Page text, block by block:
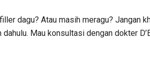
dagu? Atau masih meragu? Jangan
dahulu. Mau konsultasi dengan dokter